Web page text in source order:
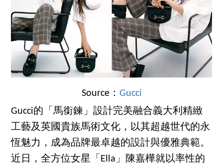
Source： Gucci
Gucci的「馬銜鍊」設計完美融合義大利精緻
工藝及英國貴族馬術文化，以其超越世代的永
恆魅力，成為品牌最卓越的設計與優雅典範。
近日，全方位女星「Ella」陳嘉樺就以率性的